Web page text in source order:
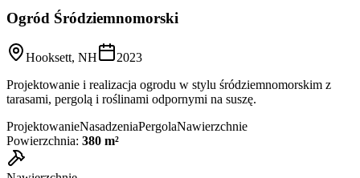
Ogród Śródziemnomorski
Hooksett, NH
2023
Projektowanie i realizacja ogrodu w stylu śródziemnomorskim z
tarasami, pergolą i roślinami odpornymi na suszę.
ProjektowanieNasadzeniaPergolaNawierzchnie
Powierzchnia: 380 m²